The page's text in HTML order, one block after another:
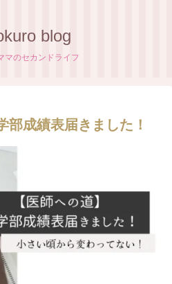
blog
マのセカンドライフ
部成績表届きました！